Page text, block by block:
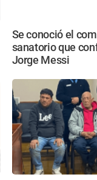
Se conoció el
sanatorio que
Jorge Messi